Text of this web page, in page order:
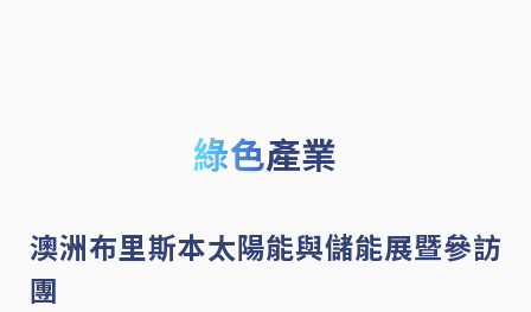
綠色產業
澳洲布里斯本太陽能與儲能展暨參訪
團